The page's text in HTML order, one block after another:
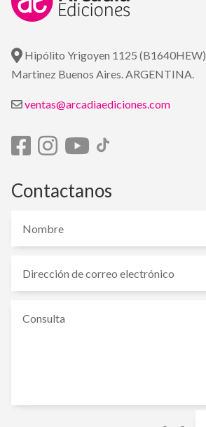
Hipólito Yrigoyen 1125 (B1640HEW)
Martinez Buenos Aires. ARGENTINA.
ventas@arcadiaediciones.com
Contactanos